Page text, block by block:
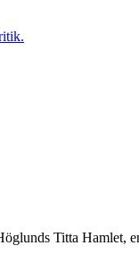
Titta Hamlet,